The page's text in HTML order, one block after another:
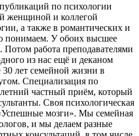
по психологии
женщиной и коллегой
а также в романтических и
понимаем. У обоих высшее
Потом работа преподавателями
из нас ещё и деканом
30 лет семейной жизни в
Специализация по
частный приём, который
Своя психологическая
мозги». Мы семейная
и мы делаем разные